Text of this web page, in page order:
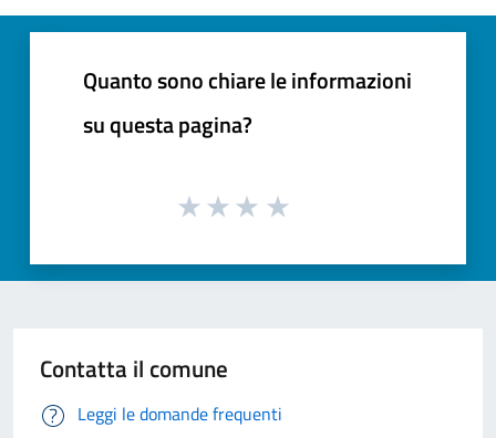
Quanto sono chiare le informazioni
su questa pagina?
Contatta il comune
Leggi le domande frequenti